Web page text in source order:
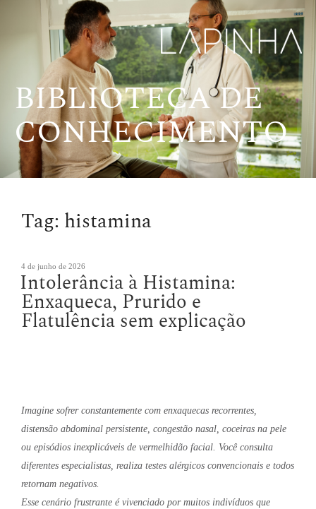
BIBLIOTECA DE
CONHECIMENTO
Tag: histamina
Publicado
em
4 de junho de 2026
Intolerância à Histamina:
Enxaqueca, Prurido e
Flatulência sem explicação
Imagine sofrer constantemente com enxaquecas recorrentes,
distensão abdominal persistente, congestão nasal, coceiras na pele
ou episódios inexplicáveis de vermelhidão facial. Você consulta
diferentes especialistas, realiza testes alérgicos convencionais e todos
retornam negativos.
Esse cenário frustrante é vivenciado por muitos indivíduos que